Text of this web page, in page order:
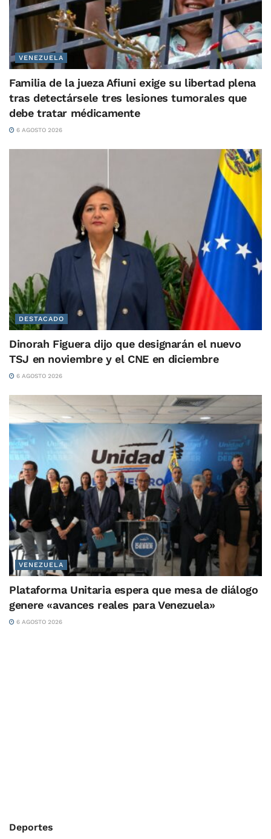
VENEZUELA
Familia de la jueza Afiuni exige su libertad plena
tras detectársele tres lesiones tumorales que
debe tratar médicamente
6 AGOSTO 2026
DESTACADO
Dinorah Figuera dijo que designarán el nuevo
TSJ en noviembre y el CNE en diciembre
6 AGOSTO 2026
VENEZUELA
Plataforma Unitaria espera que mesa de diálogo
genere «avances reales para Venezuela»
6 AGOSTO 2026
Deportes